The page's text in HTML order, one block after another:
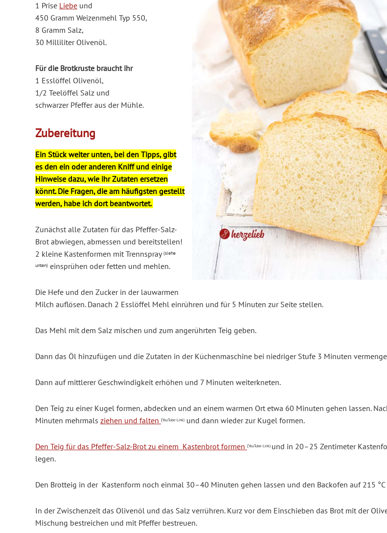
1 Prise Liebe und
450 Gramm Weizenmehl Typ 550,
8 Gramm Salz,
30 Milliliter Olivenöl.
Für die Brotkruste braucht ihr
1 Esslöffel Olivenöl,
1/2 Teelöffel Salz und
schwarzer Pfeffer aus der Mühle.
Zubereitung
Ein Stück weiter unten, bei den Tipps, gibt
es den ein oder anderen Kniff und einige
Hinweise dazu, wie ihr Zutaten ersetzen
könnt. Die Fragen, die am häufigsten gestellt
werden, habe ich dort beantwortet.
Zunächst alle Zutaten für das Pfeffer-Salz-
Brot abwiegen, abmessen und bereitstellen!
2 kleine Kastenformen mit Trennspray(siehe
unten) einsprühen oder fetten und mehlen.
Die Hefe und den Zucker in der lauwarmen
Milch auflösen. Danach 2 Esslöffel Mehl einrühren und für 5 Minuten zur Seite stellen.
Das Mehl mit dem Salz mischen und zum angerührten Teig geben.
Dann das Öl hinzufügen und die Zutaten in der Küchenmaschine bei niedriger Stufe 3 Minuten
Dann auf mittlerer Geschwindigkeit erhöhen und 7 Minuten weiterkneten.
Den Teig zu einer Kugel formen, abdecken und an einem warmen Ort etwa 60 Minuten gehen lassen.
Minuten mehrmals ziehen und falten (YouTube-Link) und dann wieder zur Kugel formen.
Den Teig für das Pfeffer-Salz-Brot zu einem Kastenbrot formen (YouTube-Link) und in 20–25 Zentimeter
legen.
Den Brotteig in der Kastenform noch einmal 30–40 Minuten gehen lassen und den Backofen auf 215 °C
In der Zwischenzeit das Olivenöl und das Salz verrühren. Kurz vor dem Einschieben das Brot mit der
Mischung bestreichen und mit Pfeffer bestreuen.